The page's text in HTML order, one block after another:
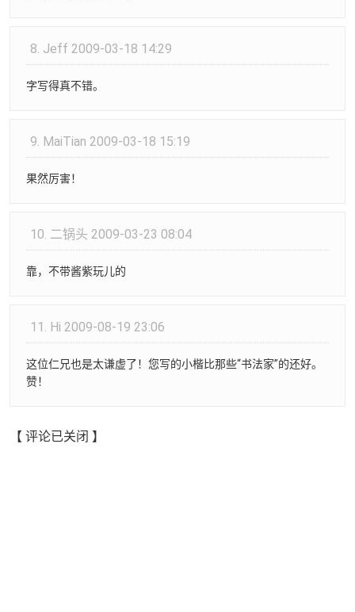
8. Jeff 2009-03-18 14:29
字写得真不错。
9. MaiTian 2009-03-18 15:19
果然厉害！
10. 二锅头 2009-03-23 08:04
靠，不带酱紫玩儿的
11. Hi 2009-08-19 23:06
这位仁兄也是太谦虚了！您写的小楷比那些“书法家”的还好。
赞！
【 评论已关闭 】